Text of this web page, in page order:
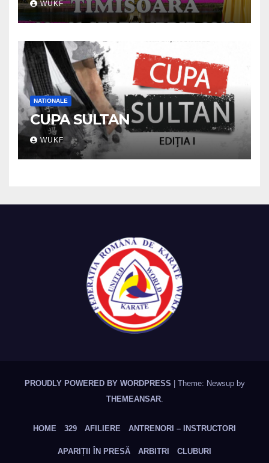
WUKF
NATIONALE
CUPA SULTAN
WUKF
PROUDLY POWERED BY WORDPRESS
Theme: Newsup by
THEMEANSAR.
HOME 329 AFILIERE ANTRENORI – INSTRUCTORI
APARIȚII ÎN PRESĂ ARBITRI CLUBURI